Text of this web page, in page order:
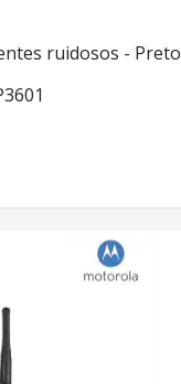
ruidosos - Preto